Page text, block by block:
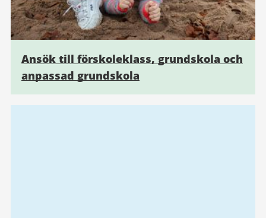
Ansök till förskoleklass, grundskola och
anpassad grundskola